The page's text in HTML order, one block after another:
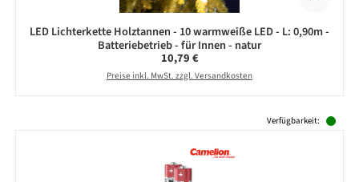
LED Lichterkette Holztannen - 10 warmweiße LED - L: 0,90m -
Batteriebetrieb - für Innen - natur
Regulärer Preis:
10,79 €
Preise inkl. MwSt. zzgl. Versandkosten
Verfügbarkeit: